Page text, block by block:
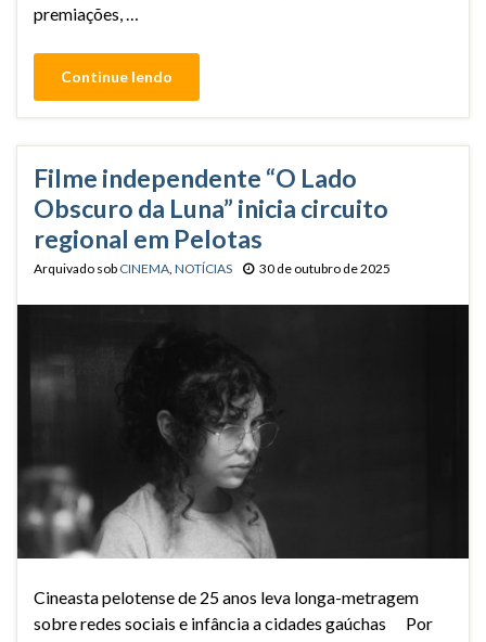
premiações, …
Continue lendo
Filme independente “O Lado
Obscuro da Luna” inicia circuito
regional em Pelotas
Arquivado sob CINEMA, NOTÍCIAS 30 de outubro de 2025
Cineasta pelotense de 25 anos leva longa-metragem
sobre redes sociais e infância a cidades gaúchas Por